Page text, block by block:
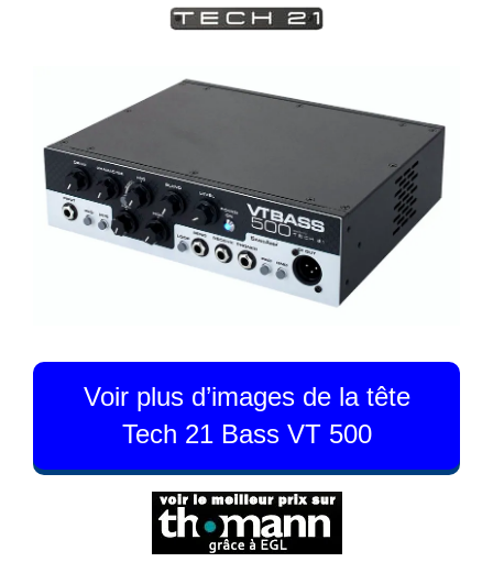
Voir plus d’images de la tête
Tech 21 Bass VT 500